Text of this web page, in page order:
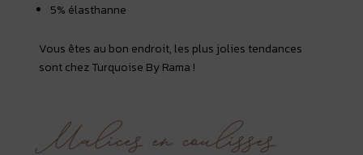
5% élasthanne
Vous êtes au bon endroit, les plus jolies tendances
sont chez Turquoise By Rama !